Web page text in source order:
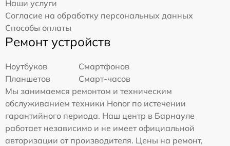
Наши услуги
Согласие на обработку персональных данных
Способы оплаты
Ремонт устройств
Ноутбуков
Смартфонов
Планшетов
Смарт-часов
Мы занимаемся ремонтом и техническим
обслуживанием техники Honor по истечении
гарантийного периода. Наш центр в Барнауле
работает независимо и не имеет официальной
авторизации от производителя. Цены на ремонт,